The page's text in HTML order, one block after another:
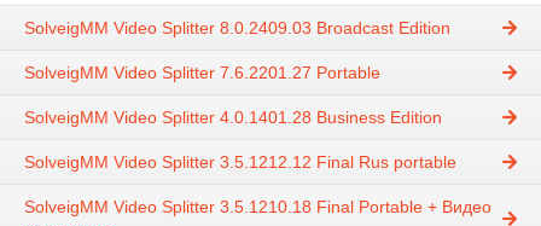
SolveigMM Video Splitter 8.0.2409.03 Broadcast Edition
SolveigMM Video Splitter 7.6.2201.27 Portable
SolveigMM Video Splitter 4.0.1401.28 Business Edition
SolveigMM Video Splitter 3.5.1212.12 Final Rus portable
SolveigMM Video Splitter 3.5.1210.18 Final Portable + Видео